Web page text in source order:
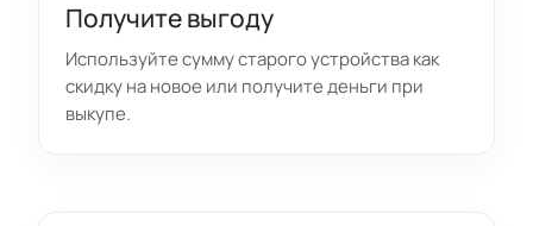
Получите выгоду
Используйте сумму старого устройства как
скидку на новое или получите деньги при
выкупе.